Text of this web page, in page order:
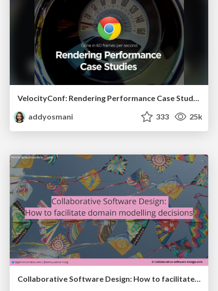
VelocityConf: Rendering Performance Case Studies
addyosmani
333 25k
Collaborative Software Design: How to facilitate domain modelling decisions